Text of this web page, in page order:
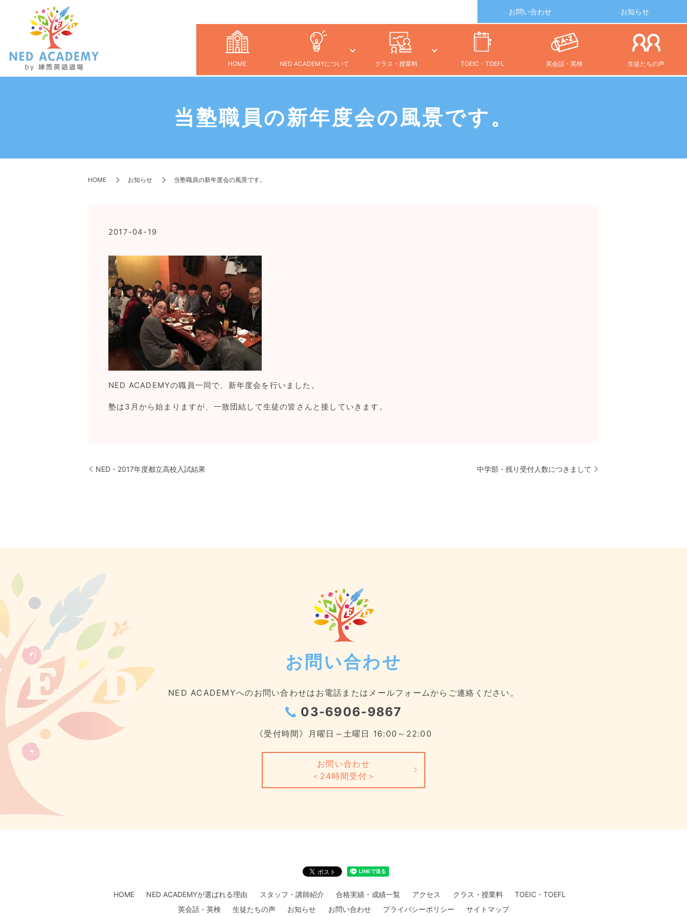
HOME NED ACADEMYについて クラス・授業料 TOEIC・TOEFL 英会話・英検 生徒たちの声
お問い合わせ お知らせ
当塾職員の新年度会の風景です。
HOME お知らせ 当塾職員の新年度会の風景です。
2017-04-19
NED ACADEMYの職員一同で、新年度会を行いました。
塾は3月から始まりますが、一致団結して生徒の皆さんと接していきます。
NED・2017年度都立高校入試結果 中学部・残り受付人数につきまして
お問い合わせ
NED ACADEMYへのお問い合わせは お電話またはメールフォームからご連絡ください。
03-6906-9867
《受付時間》月曜日～土曜日 16:00～22:00
お問い合わせ
＜24時間受付＞
HOME NED ACADEMYが選ばれる理由 スタッフ・講師紹介 合格実績・成績一覧 アクセス クラス・授業料
TOEIC・TOEFL
英会話・英検
生徒たちの声 お知らせ お問い合わせ プライバシーポリシー サイトマップ